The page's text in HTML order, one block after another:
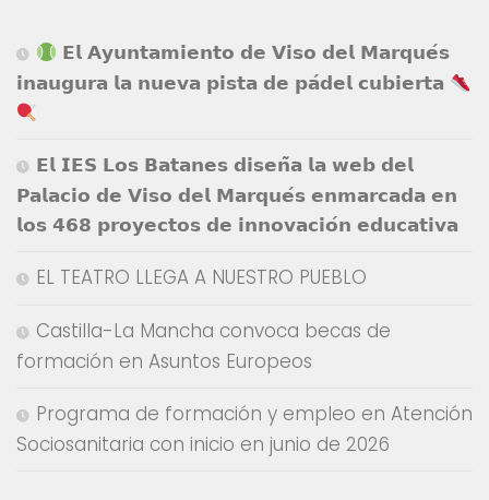
𝗘𝗹 𝗔𝘆𝘂𝗻𝘁𝗮𝗺𝗶𝗲𝗻𝘁𝗼 𝗱𝗲 𝗩𝗶𝘀𝗼 𝗱𝗲𝗹 𝗠𝗮𝗿𝗾𝘂𝗲́𝘀
𝗶𝗻𝗮𝘂𝗴𝘂𝗿𝗮 𝗹𝗮 𝗻𝘂𝗲𝘃𝗮 𝗽𝗶𝘀𝘁𝗮 𝗱𝗲 𝗽𝗮́𝗱𝗲𝗹 𝗰𝘂𝗯𝗶𝗲𝗿𝘁𝗮
𝗘𝗹 𝗜𝗘𝗦 𝗟𝗼𝘀 𝗕𝗮𝘁𝗮𝗻𝗲𝘀 𝗱𝗶𝘀𝗲𝗻̃𝗮 𝗹𝗮 𝘄𝗲𝗯 𝗱𝗲𝗹
𝗣𝗮𝗹𝗮𝗰𝗶𝗼 𝗱𝗲 𝗩𝗶𝘀𝗼 𝗱𝗲𝗹 𝗠𝗮𝗿𝗾𝘂𝗲́𝘀 𝗲𝗻𝗺𝗮𝗿𝗰𝗮𝗱𝗮 𝗲𝗻
𝗹𝗼𝘀 𝟰𝟲𝟴 𝗽𝗿𝗼𝘆𝗲𝗰𝘁𝗼𝘀 𝗱𝗲 𝗶𝗻𝗻𝗼𝘃𝗮𝗰𝗶𝗼́𝗻 𝗲𝗱𝘂𝗰𝗮𝘁𝗶𝘃𝗮
EL TEATRO LLEGA A NUESTRO PUEBLO
Castilla-La Mancha convoca becas de
formación en Asuntos Europeos
Programa de formación y empleo en Atención
Sociosanitaria con inicio en junio de 2026